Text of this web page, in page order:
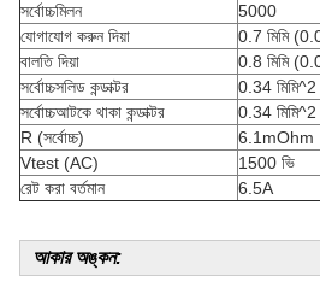
সর্বোচ্চমিলন
5000
যোগাযোগ করুন দিয়া
0.7 মিমি
বালতি দিয়া
0.8 মিমি
সর্বোচ্চসলিড কন্ডাক্টর
0.34
সর্বোচ্চআটকে থাকা কন্ডাক্টর
0.34
R (সর্বোচ্চ)
6.1mOhm
Vtest (AC)
1500 ভি
রেট করা বর্তমান
6.5A
আকার অঙ্কন: